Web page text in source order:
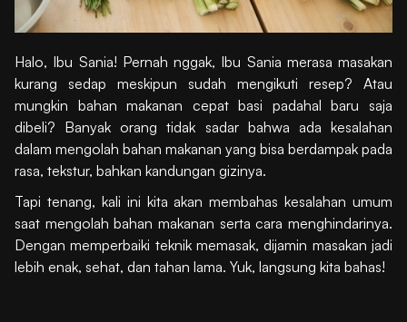
Halo, Ibu Sania! Pernah nggak, Ibu Sania merasa masakan
kurang sedap meskipun sudah mengikuti resep? Atau
mungkin bahan makanan cepat basi padahal baru saja
dibeli? Banyak orang tidak sadar bahwa ada kesalahan
dalam mengolah bahan makanan yang bisa berdampak pada
rasa, tekstur, bahkan kandungan gizinya.
Tapi tenang, kali ini kita akan membahas kesalahan umum
saat mengolah bahan makanan serta cara menghindarinya.
Dengan memperbaiki teknik memasak, dijamin masakan jadi
lebih enak, sehat, dan tahan lama. Yuk, langsung kita bahas!